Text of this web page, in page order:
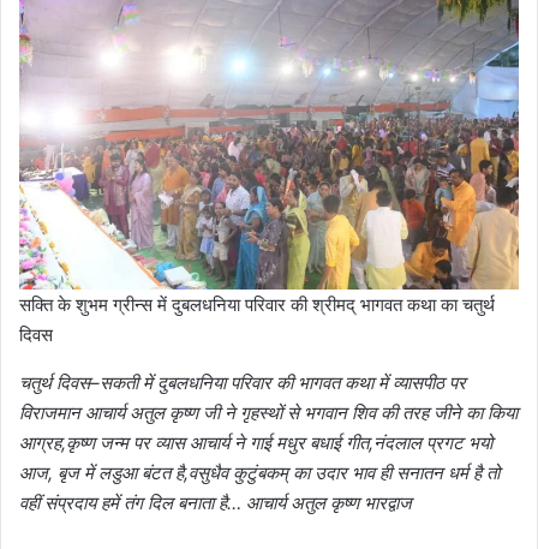
सक्ति के शुभम ग्रीन्स में दुबलधनिया परिवार की श्रीमद् भागवत कथा का चतुर्थ
दिवस
चतुर्थ दिवस–सकती में दुबलधनिया परिवार की भागवत कथा में व्यासपीठ पर
विराजमान आचार्य अतुल कृष्ण जी ने गृहस्थों से भगवान शिव की तरह जीने का किया
आग्रह,कृष्ण जन्म पर व्यास आचार्य ने गाई मधुर बधाई गीत,नंदलाल प्रगट भयो
आज, बृज में लडुआ बंटत है,वसुधैव कुटुंबकम् का उदार भाव ही सनातन धर्म है तो
वहीं संप्रदाय हमें तंग दिल बनाता है… आचार्य अतुल कृष्ण भारद्वाज